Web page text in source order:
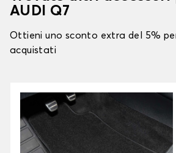
AUDI Q7
Ottieni uno sconto extra del 5%
acquistati